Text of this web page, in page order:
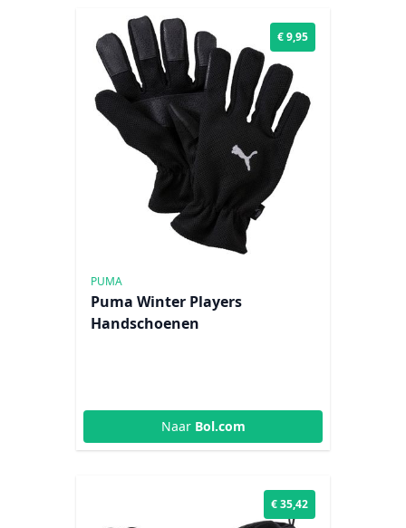
€ 9,95
PUMA
Puma Winter Players
Handschoenen
Naar Bol.com
€ 35,42